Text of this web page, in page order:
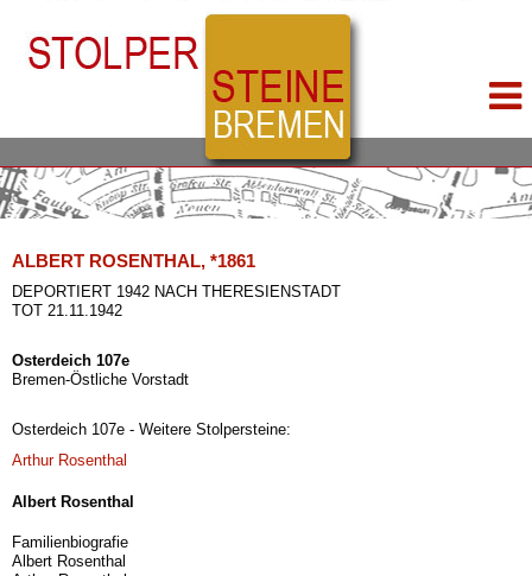
ALBERT ROSENTHAL, *1861
DEPORTIERT 1942 NACH THERESIENSTADT
TOT 21.11.1942
Osterdeich 107e
Bremen-Östliche Vorstadt
Osterdeich 107e - Weitere Stolpersteine:
Arthur Rosenthal
Albert Rosenthal
Familienbiografie
Albert Rosenthal